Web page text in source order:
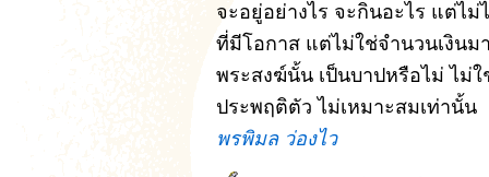
จะอยู่อย่างไร จะกินอะไร แต่ไ
ที่มีโอกาส แต่ไม่ใช่จำนวนเงินม
พระสงฆ์นั้น เป็นบาปหรือไม่ ไม่
ประพฤติตัว ไม่เหมาะสมเท่านั้น
พรพิมล ว่องไว